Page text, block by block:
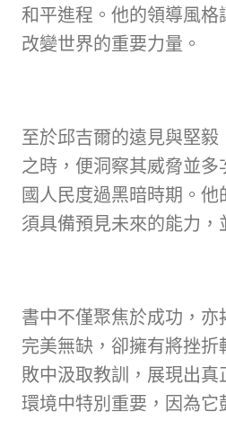
和平進程。他的領導風
改變世界的重要力量。
至於邱吉爾的遠見與堅
之時，便洞察其威脅並
國人民度過黑暗時期。
須具備預見未來的能力，
書中不僅聚焦於成功，
完美無缺，卻擁有將挫
敗中汲取教訓，展現出
環境中特別重要，因為它